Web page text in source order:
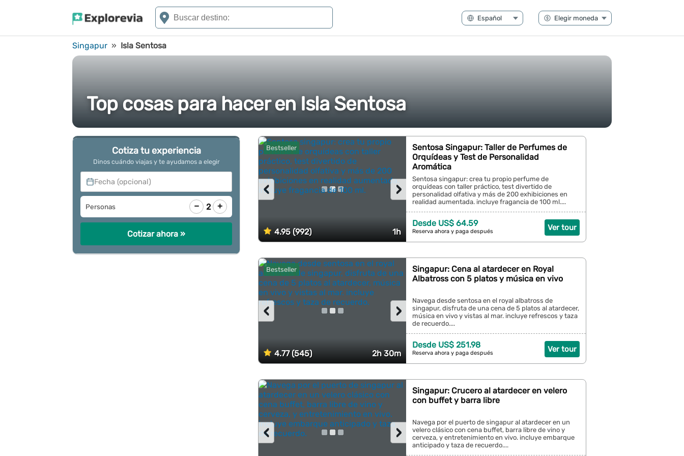
Singapur » Isla Sentosa
Top cosas para hacer en Isla Sentosa
Bestseller
4.95 (992) 1h
›
‹
Sentosa Singapur: Taller de Perfumes de
Orquídeas y Test de Personalidad
Aromática
Sentosa singapur: crea tu propio perfume de
orquídeas con taller práctico, test divertido de
personalidad olfativa y más de 200 exhibiciones en
realidad aumentada. incluye fragancia de 100 ml....
Ver tour
Desde US$ 64.59
Reserva ahora y paga después
Bestseller
4.77 (545) 2h 30m
›
‹
Singapur: Cena al atardecer en Royal
Albatross con 5 platos y música en vivo
Navega desde sentosa en el royal albatross de
singapur, disfruta de una cena de 5 platos al atardecer,
música en vivo y vistas al mar. incluye refrescos y taza
de recuerdo....
Ver tour
Desde US$ 251.98
Reserva ahora y paga después
›
‹
Singapur: Crucero al atardecer en velero
con buffet y barra libre
Navega por el puerto de singapur al atardecer en un
velero clásico con cena buffet, barra libre de vino y
cerveza, y entretenimiento en vivo. incluye embarque
anticipado y taza de recuerdo....
Cotiza tu experiencia
Dinos cuándo viajas y te ayudamos a elegir
Fecha (opcional)
Personas − 2 +
Cotizar ahora »